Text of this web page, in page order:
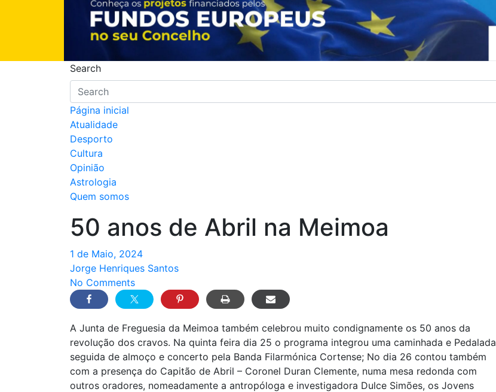
Search
Página inicial
Atualidade
Desporto
Cultura
Opinião
Astrologia
Quem somos
50 anos de Abril na Meimoa
1 de Maio, 2024
Jorge Henriques Santos
No Comments
A Junta de Freguesia da Meimoa também celebrou muito condignamente os 50 anos da
revolução dos cravos. Na quinta feira dia 25 o programa integrou uma caminhada e Pedalada
seguida de almoço e concerto pela Banda Filarmónica Cortense; No dia 26 contou também
com a presença do Capitão de Abril – Coronel Duran Clemente, numa mesa redonda com
outros oradores, nomeadamente a antropóloga e investigadora Dulce Simões, os Jovens